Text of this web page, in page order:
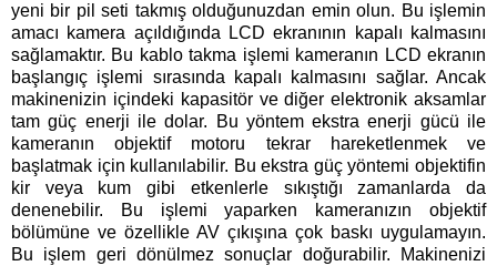
yeni bir pil seti takmış olduğunuzdan emin olun. Bu işlemin
amacı kamera açıldığında LCD ekranının kapalı kalmasını
sağlamaktır. Bu kablo takma işlemi kameranın LCD ekranın
başlangıç işlemi sırasında kapalı kalmasını sağlar. Ancak
makinenizin içindeki kapasitör ve diğer elektronik aksamlar
tam güç enerji ile dolar. Bu yöntem ekstra enerji gücü ile
kameranın objektif motoru tekrar hareketlenmek ve
başlatmak için kullanılabilir. Bu ekstra güç yöntemi objektifin
kir veya kum gibi etkenlerle sıkıştığı zamanlarda da
denenebilir. Bu işlemi yaparken kameranızın objektif
bölümüne ve özellikle AV çıkışına çok baskı uygulamayın.
Bu işlem geri dönülmez sonuçlar doğurabilir. Makinenizi